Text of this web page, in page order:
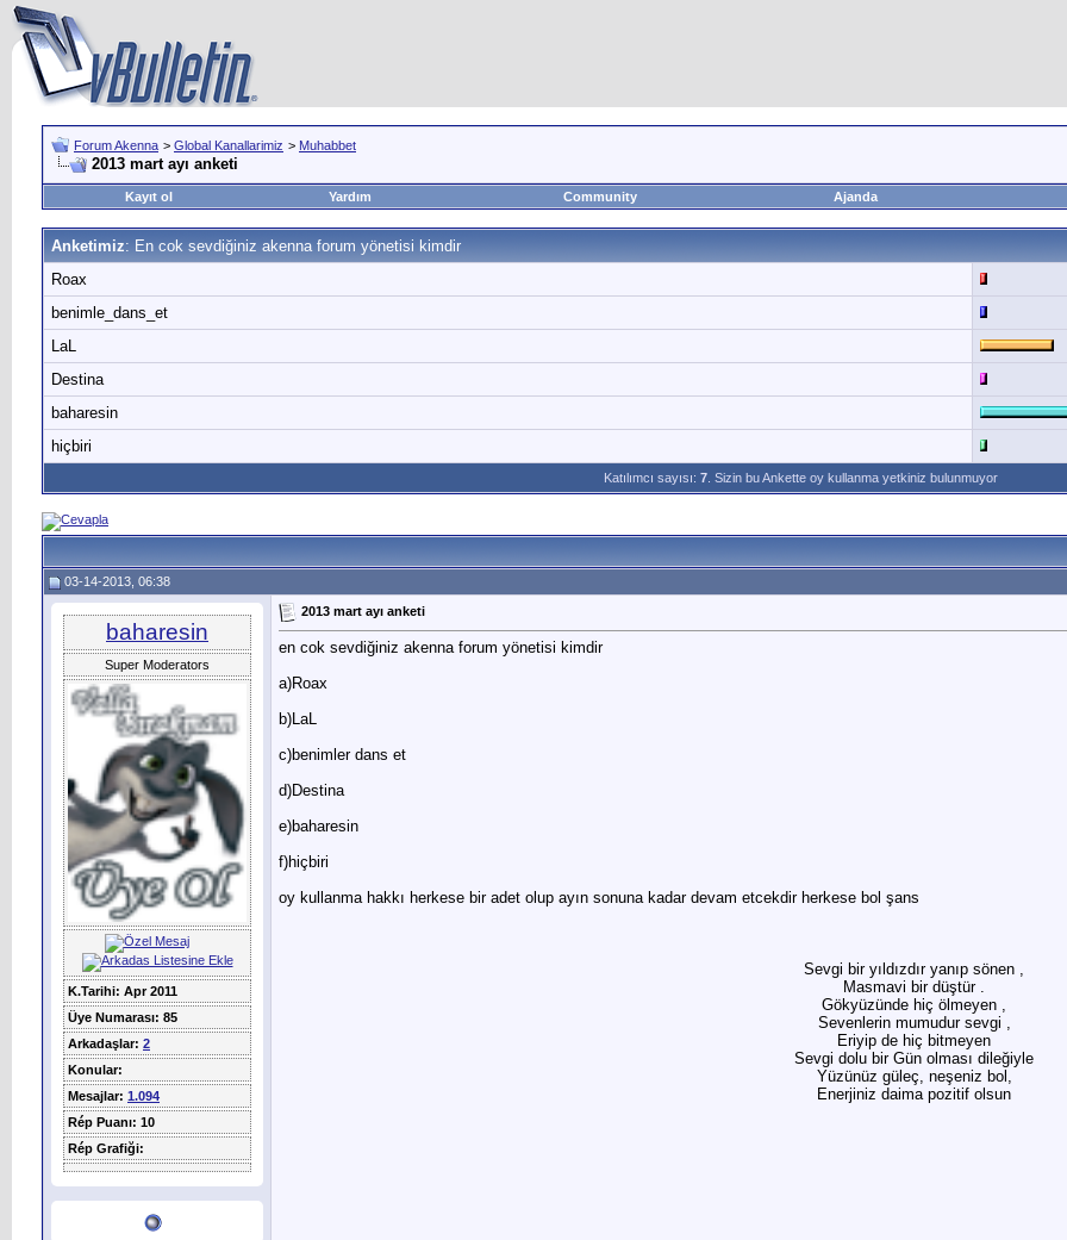
Forum Akenna > Global Kanallarimiz > Muhabbet
2013 mart ayı anketi
Kayıt ol Yardım Community Ajanda
Anketimiz: En cok sevdiğiniz akenna forum yönetisi kimdir
Roax
benimle_dans_et
LaL
Destina
baharesin
hiçbiri
Katılımcı sayısı: 7. Sizin bu Ankette oy kullanma yetkiniz bulunmuyor
03-14-2013, 06:38
baharesin
Super Moderators
K.Tarihi: Apr 2011
Üye Numarası: 85
Arkadaşlar: 2
Konular:
Mesajlar: 1.094
Rép Puanı: 10
Rép Grafiği:
2013 mart ayı anketi
en cok sevdiğiniz akenna forum yönetisi kimdir
a)Roax
b)LaL
c)benimler dans et
d)Destina
e)baharesin
f)hiçbiri
oy kullanma hakkı herkese bir adet olup ayın sonuna kadar devam etcekdir herkese bol şans
Sevgi bir yıldızdır yanıp sönen ,
Masmavi bir düştür .
Gökyüzünde hiç ölmeyen ,
Sevenlerin mumudur sevgi ,
Eriyip de hiç bitmeyen
Sevgi dolu bir Gün olması dileğiyle
Yüzünüz güleç, neşeniz bol,
Enerjiniz daima pozitif olsun